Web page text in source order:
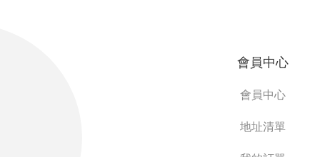
會員中心
會員中心
地址清單